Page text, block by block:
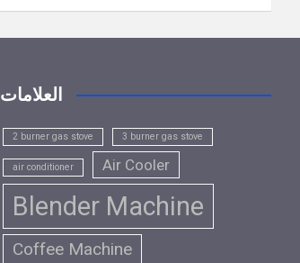
العلامات
2 burner gas stove 3 burner gas stove
air conditioner Air Cooler
Blender Machine
Coffee Machine